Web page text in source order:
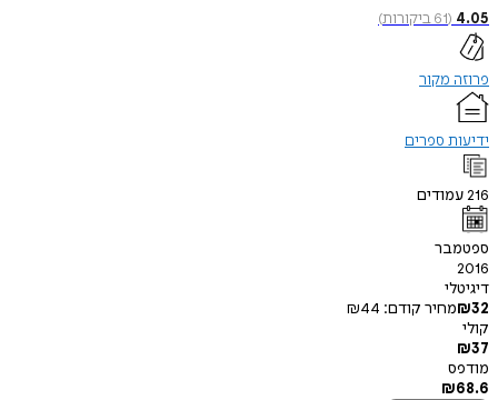
4.05
(
61ביקורות)
פרוזה מקור
ידיעות ספרים
216עמודים
ספטמבר
2016
דיגיטלי
₪32 מחיר קודם: ₪44
קולי
₪37
מודפס
₪68.6